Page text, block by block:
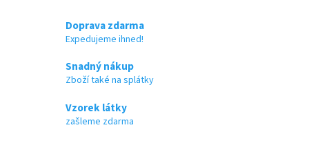
Doprava zdarma
Expedujeme ihned!
Snadný nákup
Zboží také na splátky
Vzorek látky
zašleme zdarma